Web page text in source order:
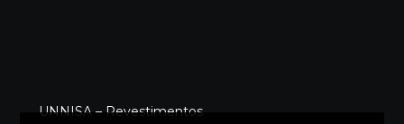
UNNISA – Revestimentos